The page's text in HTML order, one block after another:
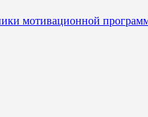
мотивационной